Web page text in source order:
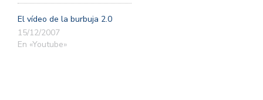
El vídeo de la burbuja 2.0
15/12/2007
En «Youtube»